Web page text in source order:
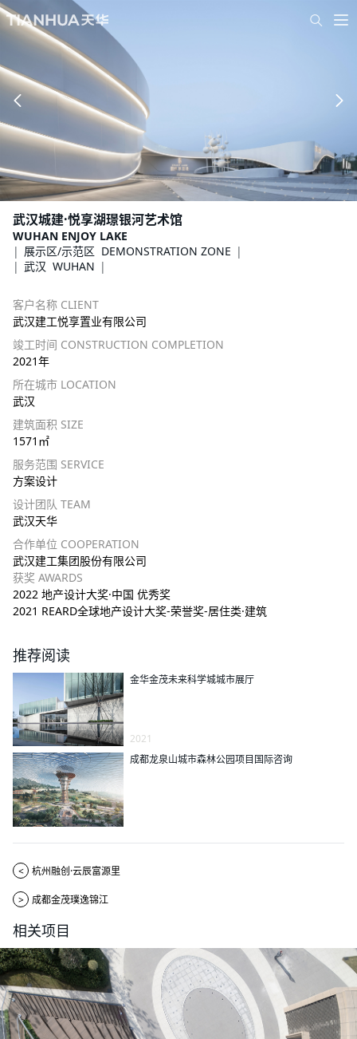
武汉城建·悦享湖璟银河艺术馆
WUHAN ENJOY LAKE
展示区/示范区 DEMONSTRATION ZONE
武汉 WUHAN
客户名称 CLIENT
武汉建工悦享置业有限公司
竣工时间 CONSTRUCTION COMPLETION
2021年
所在城市 LOCATION
武汉
建筑面积 SIZE
1571㎡
服务范围 SERVICE
方案设计
设计团队 TEAM
武汉天华
合作单位 COOPERATION
武汉建工集团股份有限公司
获奖 AWARDS
2022 地产设计大奖·中国 优秀奖
2021 REARD全球地产设计大奖-荣誉奖-居住类·建筑
推荐阅读
金华金茂未来科学城城市展厅
2021
成都龙泉山城市森林公园项目国际咨询
< 杭州融创·云辰富源里
> 成都金茂璞逸锦江
相关项目